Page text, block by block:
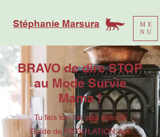
Stéphanie Marsura
ME
NU
BRAVO de dire STOP
au Mode Survie
Mama !
Tu fais ton 1er pas avec le
Guide deREGULATION des